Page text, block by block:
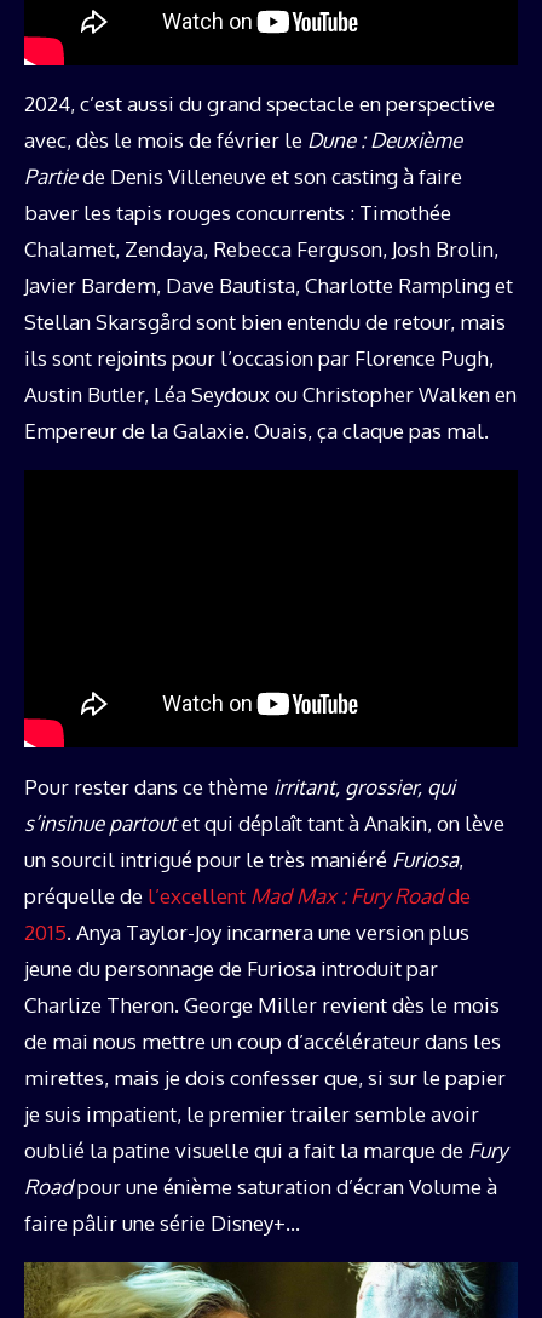
2024, c’est aussi du grand spectacle en perspective
avec, dès le mois de février le Dune : Deuxième
Partiede Denis Villeneuve et son casting à faire
baver les tapis rouges concurrents : Timothée
Chalamet, Zendaya, Rebecca Ferguson, Josh Brolin,
Javier Bardem, Dave Bautista, Charlotte Rampling et
Stellan Skarsgård sont bien entendu de retour, mais
ils sont rejoints pour l’occasion par Florence Pugh,
Austin Butler, Léa Seydoux ou Christopher Walken en
Empereur de la Galaxie. Ouais, ça claque pas mal.
Pour rester dans ce thème irritant, grossier, qui
s’insinue partoutet qui déplaît tant à Anakin, on lève
un sourcil intrigué pour le très maniéré Furiosa,
préquelle de l’excellent Mad Max : Fury Roadde
2015. Anya Taylor-Joy incarnera une version plus
jeune du personnage de Furiosa introduit par
Charlize Theron. George Miller revient dès le mois
de mai nous mettre un coup d’accélérateur dans les
mirettes, mais je dois confesser que, si sur le papier
je suis impatient, le premier trailer semble avoir
oublié la patine visuelle qui a fait la marque de Fury
Roadpour une énième saturation d’écran Volume à
faire pâlir une série Disney+…